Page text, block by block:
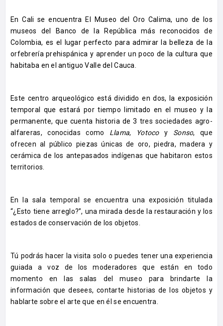
En Cali se encuentra El Museo del Oro Calima, uno de los
museos del Banco de la República más reconocidos de
Colombia, es el lugar perfecto para admirar la belleza de la
orfebrería prehispánica y aprender un poco de la cultura que
habitaba en el antiguo Valle del Cauca.
Este centro arqueológico está dividido en dos, la exposición
temporal que estará por tiempo limitado en el museo y la
permanente, que cuenta historia de 3 tres sociedades agro-
alfareras, conocidas como Llama, Yotocoy Sonso, que
ofrecen al público piezas únicas de oro, piedra, madera y
cerámica de los antepasados indígenas que habitaron estos
territorios.
En la sala temporal se encuentra una exposición titulada
“¿Esto tiene arreglo?”, una mirada desde la restauración y los
estados de conservación de los objetos.
Tú podrás hacer la visita solo o puedes tener una experiencia
guiada a voz de los moderadores que están en todo
momento en las salas del museo para brindarte la
información que desees, contarte historias de los objetos y
hablarte sobre el arte que en él se encuentra.